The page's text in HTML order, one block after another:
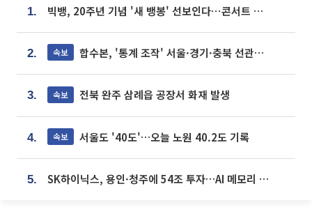
1. 빅뱅, 20주년 기념 '새 뱅봉' 선보인다⋯콘서트 앞두고 팝업 개최
2. 속보 합수본, '통계 조작' 서울·경기·충북 선관위 등 추가 압수수색
3. 속보 전북 완주 삼례읍 공장서 화재 발생
4. 속보 서울도 '40도'…오늘 노원 40.2도 기록
5. SK하이닉스, 용인·청주에 54조 투자…AI 메모리 생산기지 키운다